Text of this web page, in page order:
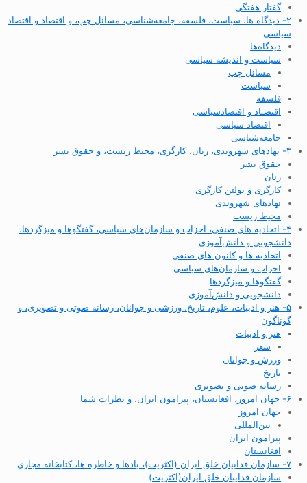
گفتار هفتگی
۲- دیدگاه ها، سیاست، فلسفه، جامعه‌شناسی، مسائل چپ، و اقتصاد و اقتصاد
سیاسی
دیدگاه‌ها
سیاست و اندیشه سیاسی
مسائل چپ
سیاست
فلسفه
اقتصـاد و اقتصاد‌سیاسی
اقتصاد سیاسی
جامعه‌شناسی
۳- نهادهای شهروندی، زنان، کارگری، محیط زیست، و حقوق بشر
حقوق بشر
زنان
کارگری و بولتن کارگری
نهادهای شهروندی
محیط زیست
۴- اتحادیه های صنفی، احزاب و سازمان‌های سیاسی، گفتگوها و میزگردها،
دانشجویی و دانش‌آموزی
اتحادیه ها و کانون های صنفی
احزاب و سازمان‌های سیاسی
گفتگوها و میزگردها
دانشجویی و دانش‌آموزی
۵- هنر و ادبیات، علوم، تاریخ، ورزشی و جوانان، رسانه صوتی و تصویری، و
گوناگون
هنر و ادبیات
شعر
ورزش و جوانان
تاریخ
رسانه صوتی و تصویری
۶- جهان امروز، افغانستان، پیرامون ایران، و نظرات شما
جهان امروز
بین‌المللی
پیرامون ایران
افغانستان
۷- سازمان فداییان خلق ایران (اکثریت)، یادها و خاطره ها، کتابخانه مجازی
سازمان فداییان خلق ایران(اکثریت)